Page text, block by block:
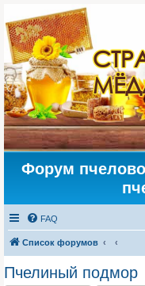
Форум
FAQ
Список форумов
Пчелиный подмор